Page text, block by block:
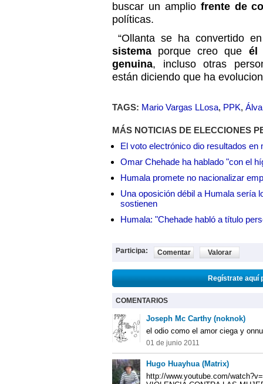
buscar un amplio frente de
políticas.
“Ollanta se ha convertido
sistema porque creo que él
genuina, incluso otras
están diciendo que ha
TAGS: Mario Vargas LLosa, PPK,
MÁS NOTICIAS DE ELECCIONES
El voto electrónico dio resultados en
Omar Chehade ha hablado "con el
Humala promete no nacionalizar
Una oposición débil a Humala sería
sostienen
Humala: "Chehade habló a título
Participa: Comentar Valorar
Regístrate aquí
COMENTARIOS
Joseph Mc Carthy (noknok)
el odio como el amor ciega y
01 de junio 2011
Hugo Huayhua (Matrix)
http://www.youtube.com/